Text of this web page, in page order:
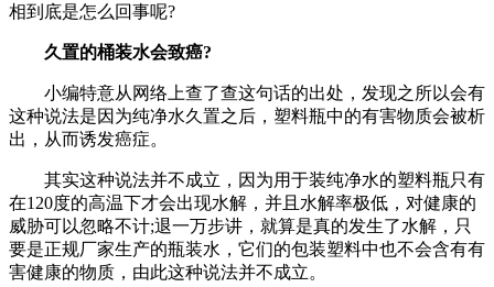
相到底是怎么回事呢?
久置的桶装水会致癌?
小编特意从网络上查了查这句话的出处，发现之所以会有
这种说法是因为纯净水久置之后，塑料瓶中的有害物质会被析
出，从而诱发癌症。
其实这种说法并不成立，因为用于装纯净水的塑料瓶只有
在120度的高温下才会出现水解，并且水解率极低，对健康的
威胁可以忽略不计;退一万步讲，就算是真的发生了水解，只
要是正规厂家生产的瓶装水，它们的包装塑料中也不会含有有
害健康的物质，由此这种说法并不成立。